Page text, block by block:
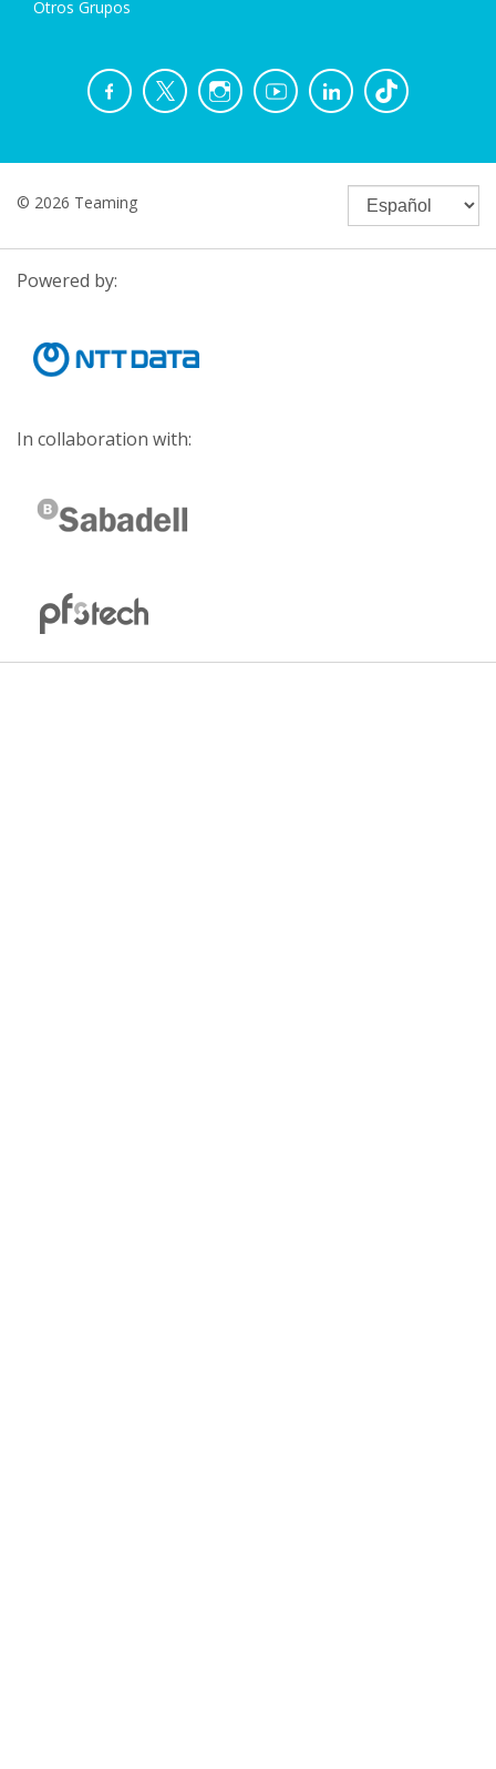
Otros Grupos
© 2026 Teaming
Powered by:
In collaboration with: